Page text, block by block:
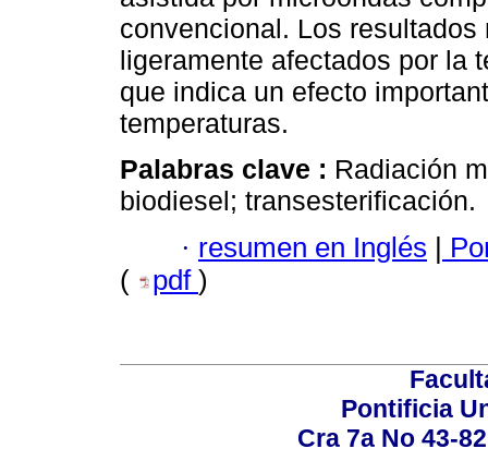
convencional. Los
ligeramente afectados por la
que indica un efecto
temperaturas.
Palabras clave : Radiación
biodiesel; transesterificación.
· resumen en Inglés |
(
pdf )
Pontificia
Cra 7a No 43-